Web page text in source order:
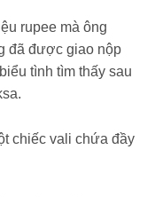
rupee mà ông
đã được giao nộp
tình tìm thấy sau
chiếc vali chứa đầy